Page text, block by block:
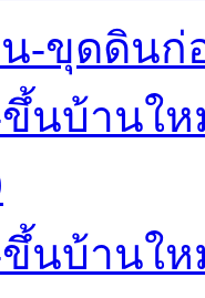
-ขุดดินก่
นบ้านใ
ขึ้นบ้านใ